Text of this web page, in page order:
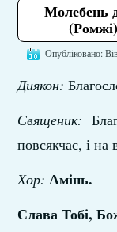
Молебень
Опубліковано:
Диякон:
Священик:
повсякчас, і на
Хор: Амінь.
Слава Тобі,